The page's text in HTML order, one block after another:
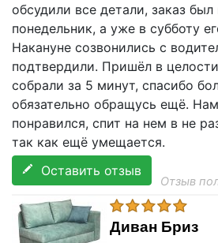
обсудили все детали, заказ был
понедельник, а уже в субботу
Накануне созвонились с
подтвердили. Пришёл в
собрали за 5 минут, спасибо
обязательно обращусь ещё.
понравился, спит на нем в не
так как ещё умещается.
Оставить отзыв
Отзыв
Диван Бриз